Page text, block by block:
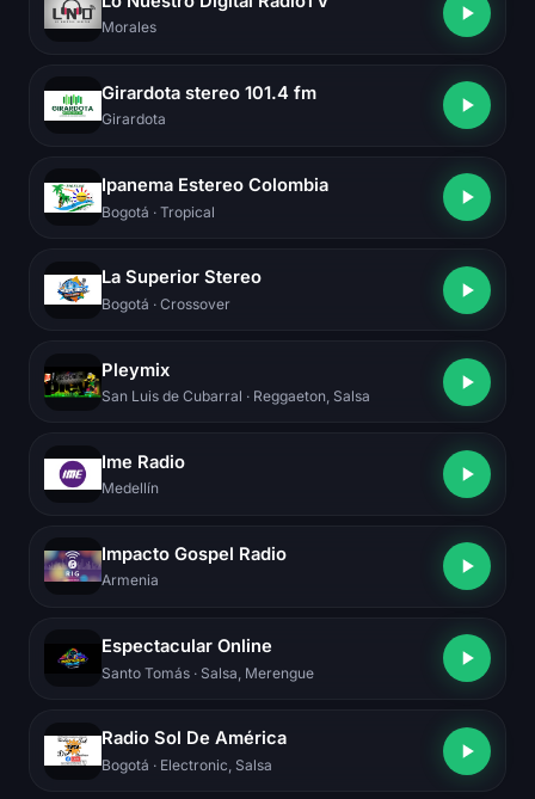
Morales
Girardota stereo 101.4 fm
Girardota
Ipanema Estereo Colombia
Bogotá · Tropical
La Superior Stereo
Bogotá · Crossover
Pleymix
San Luis de Cubarral · Reggaeton, Salsa
Ime Radio
Medellín
Impacto Gospel Radio
Armenia
Espectacular Online
Santo Tomás · Salsa, Merengue
Radio Sol De América
Bogotá · Electronic, Salsa